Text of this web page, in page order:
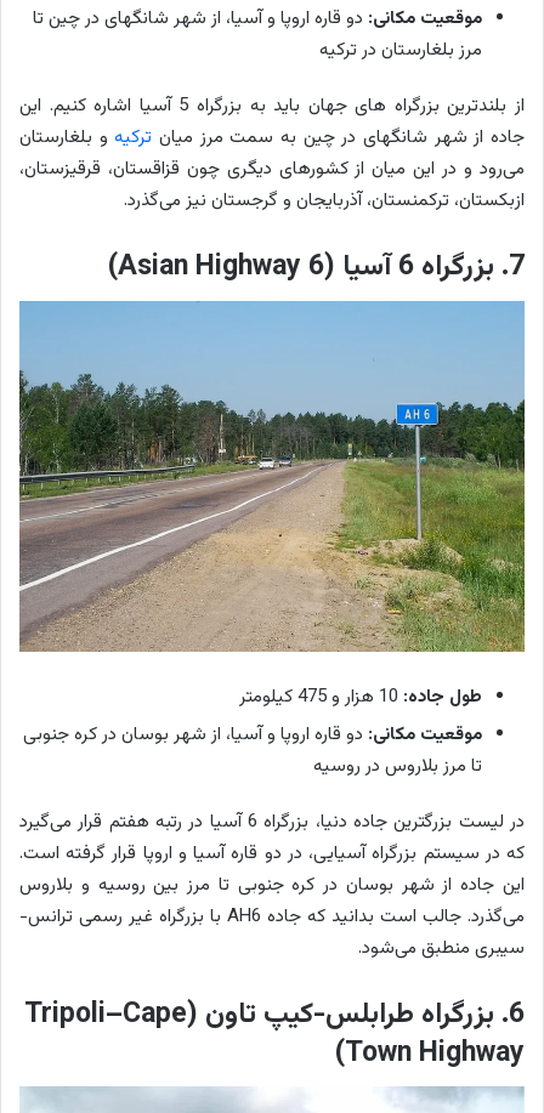
موقعیت مکانی: دو قاره اروپا و آسیا، از شهر شانگهای در چین تا
مرز بلغارستان در ترکیه
از بلندترین بزرگراه های جهان باید به بزرگراه 5 آسیا اشاره کنیم. این
جاده از شهر شانگهای در چین به سمت مرز میان ترکیهو بلغارستان
می‌رود و در این میان از کشورهای دیگری چون قزاقستان، قرقیزستان،
ازبکستان، ترکمنستان، آذربایجان و گرجستان نیز می‌گذرد.
7. بزرگراه 6 آسیا (Asian Highway 6)
طول جاده:
موقعیت مکانی: دو قاره اروپا و آسیا، از شهر بوسان در کره جنوبی
تا مرز بلاروس در روسیه
در لیست بزرگترین جاده دنیا، بزرگراه 6 آسیا در رتبه هفتم قرار می‌گیرد
که در سیستم بزرگراه آسیایی، در دو قاره آسیا و اروپا قرار گرفته است.
این جاده از شهر بوسان در کره جنوبی تا مرز بین روسیه و بلاروس
می‌گذرد. جالب است بدانید که جاده AH6 با بزرگراه غیر رسمی ترانس-
سیبری منطبق می‌شود.
6. بزرگراه طرابلس-کیپ تاون (Tripoli–Cape
Town Highway)